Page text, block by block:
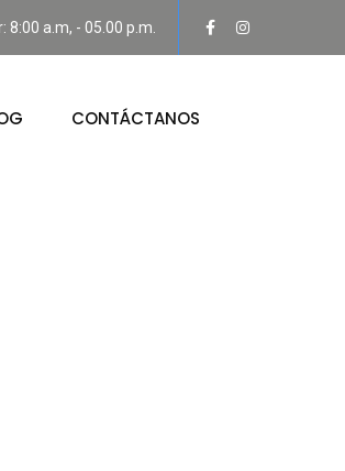
8:00 a.m, - 05.00 p.m.
CONTÁCTANOS